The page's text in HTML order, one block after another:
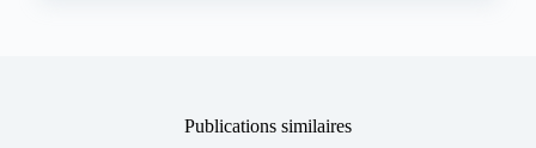
Publications similaires